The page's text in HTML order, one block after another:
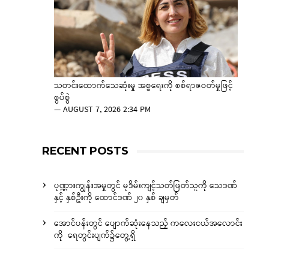
သတင်းထောက်သေဆုံးမှု အစ္စရေးကို စစ်ရာဇဝတ်မှုဖြင့်
စွပ်စွဲ
—AUGUST 7, 2026 2:34 PM
RECENT POSTS
ပုဏ္ဏားကျွန်းအမှုတွင် မုဒိမ်းကျင့်သတ်ဖြတ်သူကို သေဒဏ်
နှင့် နှစ်ဦးကို ထောင်ဒဏ် ၂၀ နှစ် ချမှတ်
အောင်ပန်းတွင် ပျောက်ဆုံးနေသည့် ကလေးငယ်အလောင်း
ကို ရေတွင်းပျက်၌တွေ့ရှိ